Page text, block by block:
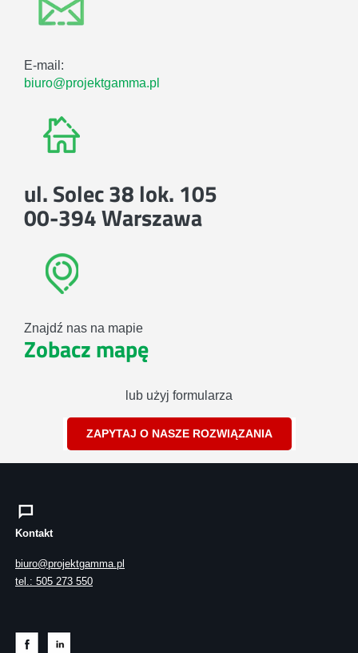
E-mail:
biuro@projektgamma.pl
ul. Solec 38 lok. 105
00-394 Warszawa
Znajdź nas na mapie
Zobacz mapę
lub użyj formularza
ZAPYTAJ O NASZE ROZWIĄZANIA
Kontakt
biuro@projektgamma.pl
tel.: 505 273 550